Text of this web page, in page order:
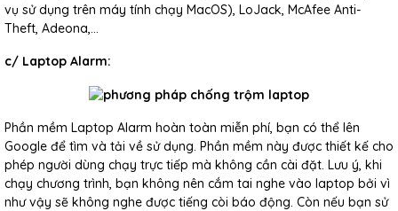
vụ sử dụng trên máy tính chạy MacOS), LoJack, McAfee Anti-
Theft, Adeona,…
c/ Laptop Alarm:
Phần mềm Laptop Alarm hoàn toàn miễn phí, bạn có thể lên
Google để tìm và tải về sử dụng. Phần mềm này được thiết kế cho
phép người dùng chạy trực tiếp mà không cần cài đặt. Lưu ý, khi
chạy chương trình, bạn không nên cắm tai nghe vào laptop bởi vì
như vậy sẽ không nghe được tiếng còi báo động. Còn nếu bạn sử